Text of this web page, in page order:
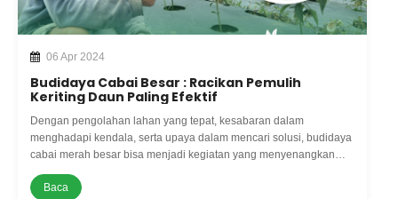
06 Apr 2024
Budidaya Cabai Besar : Racikan Pemulih
Keriting Daun Paling Efektif
Dengan pengolahan lahan yang tepat, kesabaran dalam
menghadapi kendala, serta upaya dalam mencari solusi, budidaya
cabai merah besar bisa menjadi kegiatan yang menyenangkan
dan menguntungkan.
Baca